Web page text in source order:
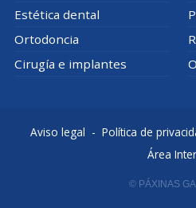
Estética dental
Ortodoncia
Cirugía e implantes
Aviso legal - Política de
Área
© PÁXINAS